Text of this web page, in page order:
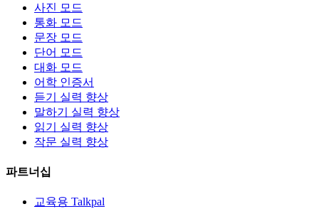
사진 모드
통화 모드
문장 모드
단어 모드
대화 모드
어학 인증서
듣기 실력 향상
말하기 실력 향상
읽기 실력 향상
작문 실력 향상
파트너십
교육용 Talkpal